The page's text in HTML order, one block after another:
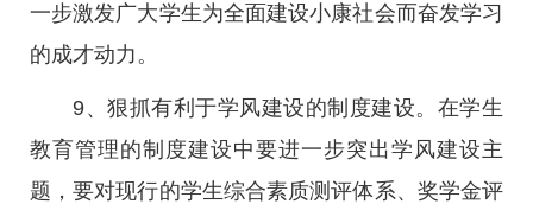
一步激发广大学生为全面建设小康社会而奋发学习
的成才动力。
9、狠抓有利于学风建设的制度建设。在学生
教育管理的制度建设中要进一步突出学风建设主
题，要对现行的学生综合素质测评体系、奖学金评